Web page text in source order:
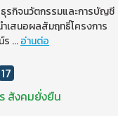
รกิจนวัตกรรมและการบัญชี
ำเสนอผลสัมฤทธิ์โครงการ
ร ...อ่านต่อ
17
สังคมยั่งยืน